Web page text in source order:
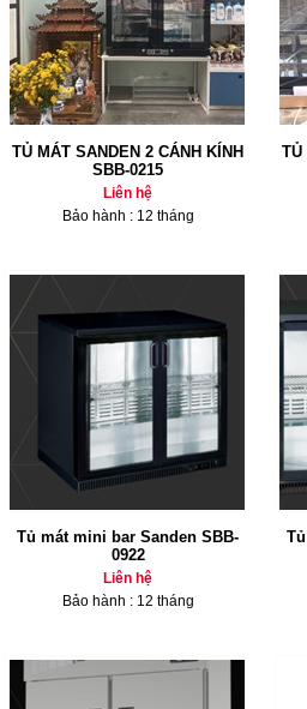
TỦ MÁT SANDEN 2 CÁNH KÍNH
SBB-0215
Liên hệ
Bảo hành : 12 tháng
TỦ
Tủ mát mini bar Sanden SBB-
0922
Liên hệ
Bảo hành : 12 tháng